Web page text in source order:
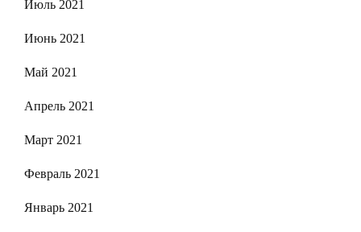
Июль 2021
Июнь 2021
Май 2021
Апрель 2021
Март 2021
Февраль 2021
Январь 2021